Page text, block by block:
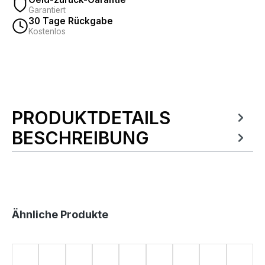
Garantiert
30 Tage Rückgabe
Kostenlos
Produktinformationen
PRODUKTDETAILS
BESCHREIBUNG
Produktgalerie überspringen
Ähnliche Produkte